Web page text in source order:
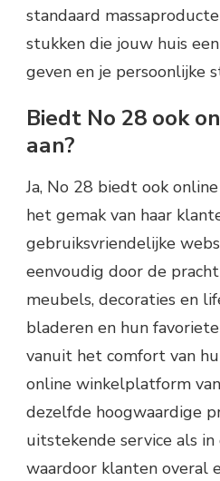
standaard
stukken die jouw huis
geven en je persoonlijke
Biedt No 28 ook
aan?
Ja, No 28 biedt ook
het gemak van haar
gebruiksvriendelijke
eenvoudig door de
meubels, decoraties en
bladeren en hun
vanuit het comfort van
online winkelplatform
dezelfde hoogwaardige
uitstekende service als
waardoor klanten overal